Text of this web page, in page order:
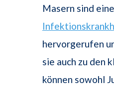
Masern sind
hervorgerufen
sie auch zu den
können sowohl